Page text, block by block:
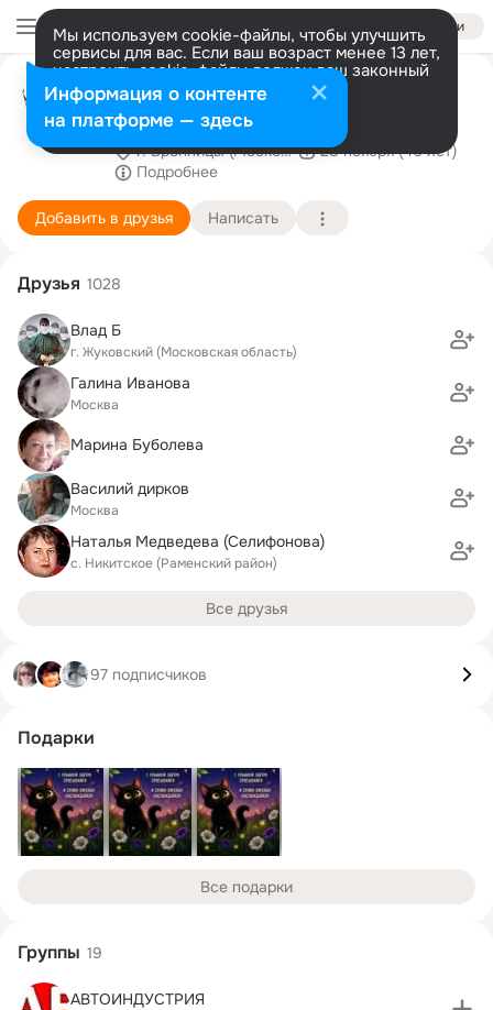
Войти
Мы используем cookie-файлы, чтобы улучшить
сервисы для вас. Если ваш возраст менее 13 лет,
настроить cookie-файлы должен ваш законный
представитель. Больше информации
Разрешить все Настроить
АВТОМОБИЛЬНО- ДОРОЖНЫЙ
КОЛЛЕДЖ
г. Бронницы (Московская область)28 ноября (46 лет)
Подробнее
Добавить в друзья Написать
Друзья 1028
Влад Б
г. Жуковский (Московская область)
Галина Иванова
Москва
Марина Буболева
Василий дирков
Москва
Наталья Медведева (Селифонова)
с. Никитское (Раменский район)
Все друзья
97 подписчиков
Подарки
Все подарки
Группы 19
АВТОИНДУСТРИЯ
Информация о контенте
на платформе — здесь